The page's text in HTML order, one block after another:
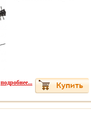
подробнее...